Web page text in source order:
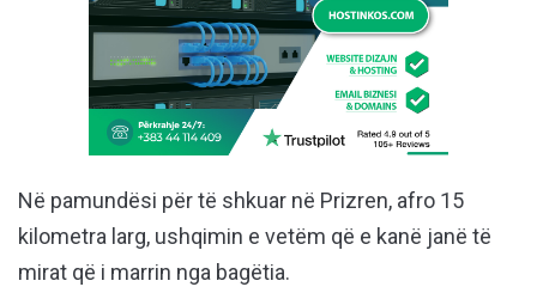
Në pamundësi për të shkuar në Prizren, afro 15
kilometra larg, ushqimin e vetëm që e kanë janë të
mirat që i marrin nga bagëtia.